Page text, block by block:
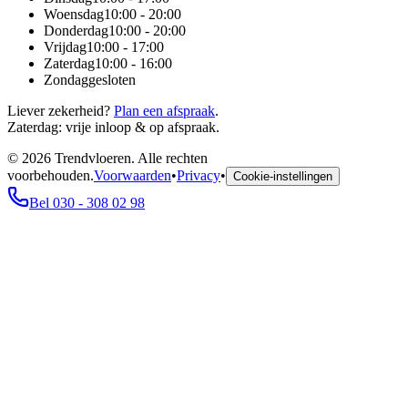
Woensdag10:00 - 20:00
Donderdag10:00 - 20:00
Vrijdag10:00 - 17:00
Zaterdag10:00 - 16:00
Zondaggesloten
Liever zekerheid? Plan een afspraak.
Zaterdag: vrije inloop & op afspraak.
© 2026 Trendvloeren. Alle rechten
voorbehouden.Voorwaarden•Privacy• Cookie-instellingen
Bel 030 - 308 02 98